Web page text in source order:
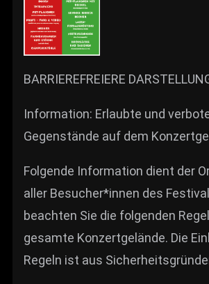
BARRIEREFREIERE
Information: Erlaubte und
Gegenstände auf dem
Folgende Information dient der
aller Besucher*innen des
beachten Sie die folgenden
gesamte Konzertgelände. Die
Regeln ist aus